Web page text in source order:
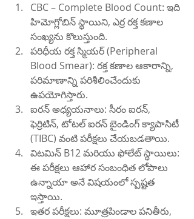
CBC – Complete Blood Count: ఇది
హిమోగ్లోబిన్ స్థాయిని, ఎర్ర రక్త కణాల
సంఖ్యను కొలుస్తుంది.
పరిధీయ రక్త స్మియర్ (Peripheral
Blood Smear): రక్త కణాల ఆకారాన్ని,
పరిమాణాన్ని పరిశీలించేందుకు
ఉపయోగిస్తారు.
ఐరన్ అధ్యయనాలు: సీరం ఐరన్,
ఫెర్రిటిన్, టోటల్ ఐరన్ బైండింగ్ క్యాపాసిటీ
(TIBC) వంటి పరీక్షలు చేయబడతాయి.
విటమిన్ B12 మరియు ఫోలేట్ స్థాయిలు:
ఈ పరీక్షలు ఆహార సంబంధిత లోపాలు
ఉన్నాయా అనే విషయంలో స్పష్టత
ఇస్తాయి.
ఇతర పరీక్షలు: మూత్రపిండాల పనితీరు,